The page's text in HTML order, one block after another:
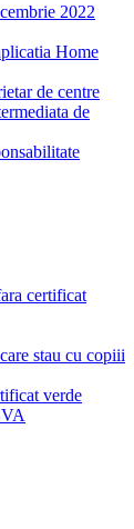
2022
Home
de centre
de
certificat
stau cu copiii
verde